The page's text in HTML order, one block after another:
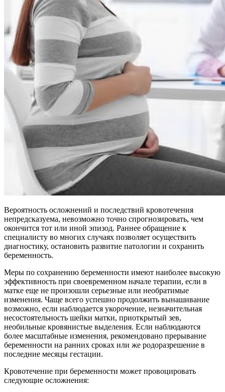
Вероятность осложнений и последствий кровотечения
непредсказуема, невозможно точно спрогнозировать, чем
окончится тот или иной эпизод. Раннее обращение к
специалисту во многих случаях позволяет осуществить
диагностику, остановить развитие патологии и сохранить
беременность.
Меры по сохранению беременности имеют наиболее высокую
эффективность при своевременном начале терапии, если в
матке еще не произошли серьезные или необратимые
изменения. Чаще всего успешно продолжить вынашивание
возможно, если наблюдается укорочение, незначительная
несостоятельность шейки матки, приоткрытый зев,
необильные кровянистые выделения. Если наблюдаются
более масштабные изменения, рекомендовано прерывание
беременности на ранних сроках или же родоразрешение в
последние месяцы гестации.
Кровотечение при беременности может провоцировать
следующие осложнения: